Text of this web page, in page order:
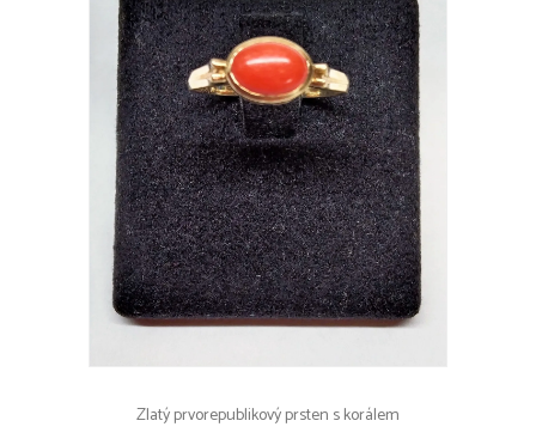
Zlatý prvorepublikový prsten s korálem